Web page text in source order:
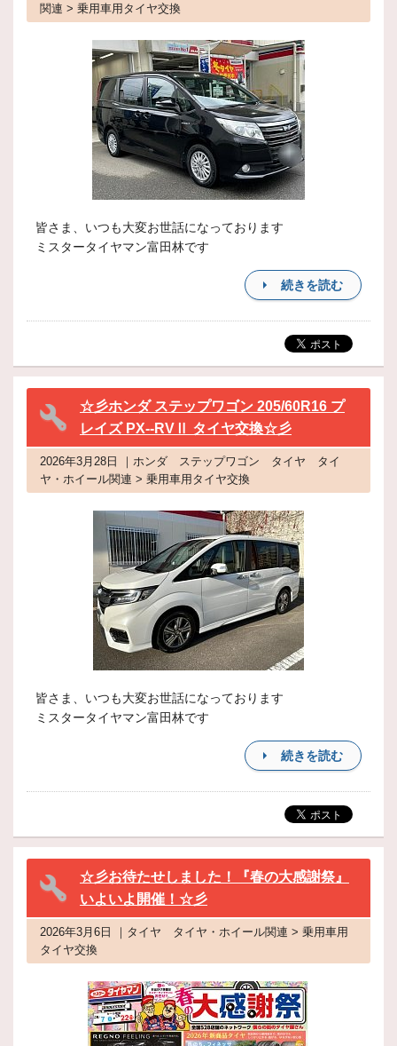
関連 > 乗用車用タイヤ交換
皆さま、いつも大変お世話になっております
ミスタータイヤマン富田林です
続きを読む
☆彡ホンダ ステップワゴン 205/60R16 プ
レイズ PX--RVⅡ タイヤ交換☆彡
2026年3月28日 ｜ホンダ ステップワゴン タイヤ タイ
ヤ・ホイール関連 > 乗用車用タイヤ交換
皆さま、いつも大変お世話になっております
ミスタータイヤマン富田林です
続きを読む
☆彡お待たせしました！『春の大感謝祭』
いよいよ開催！☆彡
2026年3月6日 ｜タイヤ タイヤ・ホイール関連 > 乗用車用
タイヤ交換